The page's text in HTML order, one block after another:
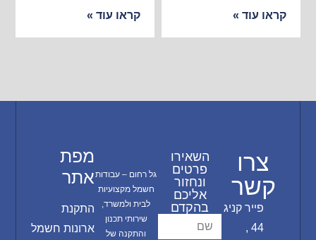
קראו עוד » קראו עוד »
גל רחום – עבודות
חשמל מקצועיות
לבית ולמשרד,
שירותי תכנון
והתקנה של
מפת
אתר
התקנת
ארונות חשמל
צרו
קשר
פייר קניג
44 ,
השאירו
פרטים
ונחזור
אליכם
בהקדם